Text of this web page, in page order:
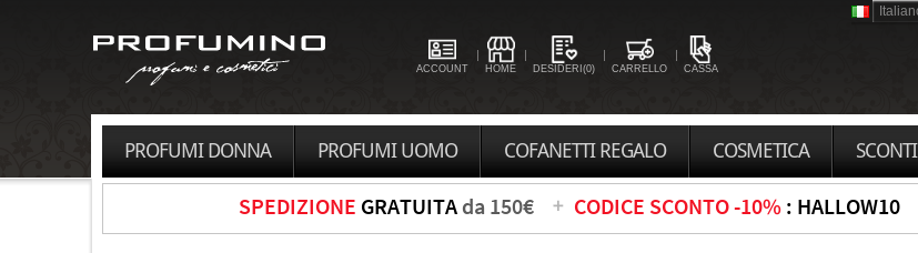
ACCOUNT HOME DESIDERI(0) CARRELLO CASSA
PROFUMI DONNA PROFUMI UOMO COFANETTI REGALO COSMETICA SCONTI
SPEDIZIONE GRATUITAda 150€ CODICE SCONTO -10% : HALLOW10